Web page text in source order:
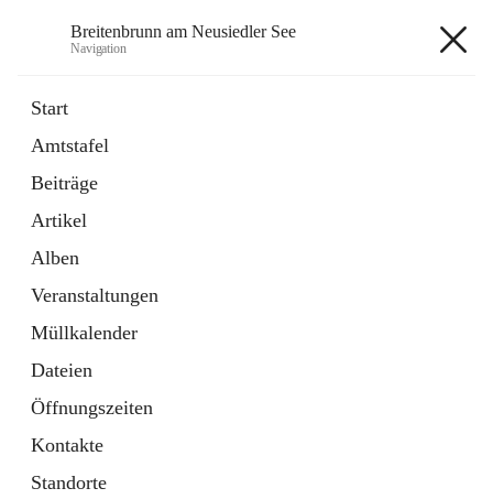
Breitenbrunn am Neusiedler See
Navigation
Start
Amtstafel
Beiträge
Artikel
Alben
Veranstaltungen
Müllkalender
Dateien
Öffnungszeiten
Kontakte
Standorte
18 Schnellzugriffe
Gemeindeservice